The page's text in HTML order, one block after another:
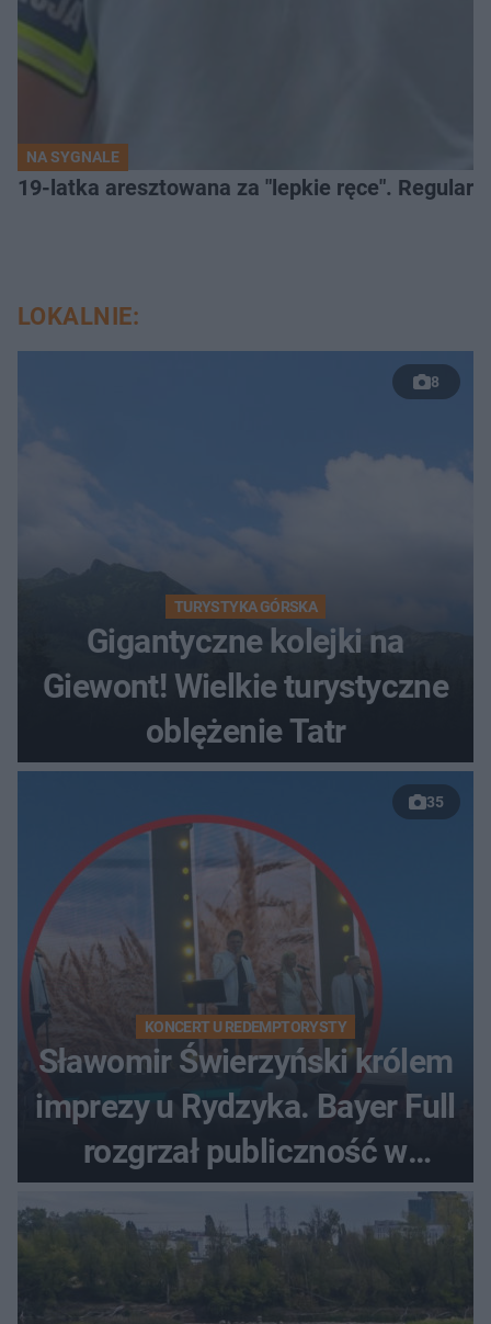
NA SYGNALE
19-latka aresztowana za "lepkie ręce".
LOKALNIE:
8
TURYSTYKA GÓRSKA
Gigantyczne kolejki na
Giewont! Wielkie turystyczne
oblężenie Tatr
35
KONCERT U REDEMPTORYSTY
Sławomir Świerzyński królem
imprezy u Rydzyka. Bayer Full
rozgrzał publiczność w
Toruniu